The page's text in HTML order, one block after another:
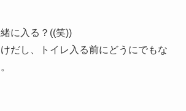
に入る？((笑))
だし、トイレ入る前にどうにでもな